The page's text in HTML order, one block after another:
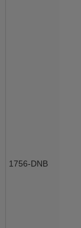
1756-DNB